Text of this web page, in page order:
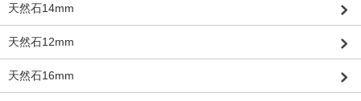
天然石14mm
天然石12mm
天然石16mm